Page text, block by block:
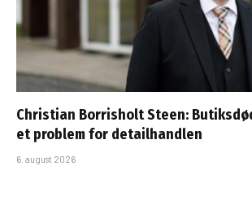
Christian Borrisholt Steen:
et problem for detailhandlen
6. august 2026